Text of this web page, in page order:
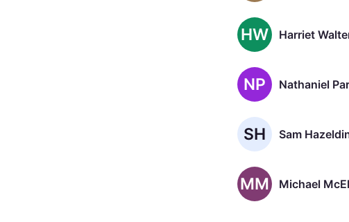
HW Harriet
NP Nathaniel
SH Sam
MM Michael